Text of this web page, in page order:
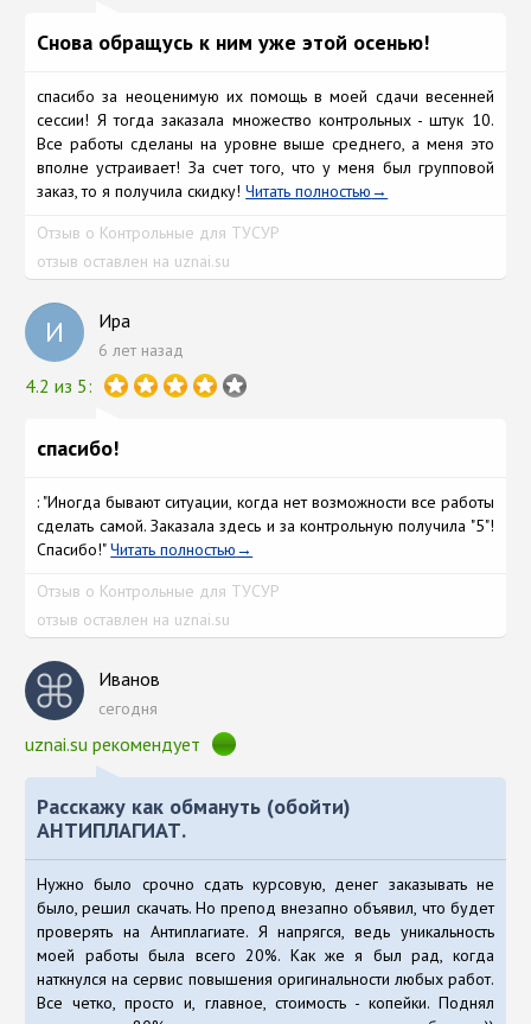
Снова обращусь к ним уже этой осенью!
спасибо за неоценимую их помощь в моей сдачи весенней
сессии! Я тогда заказала множество контрольных - штук 10.
Все работы сделаны на уровне выше среднего, а меня это
вполне устраивает! За счет того, что у меня был групповой
заказ, то я получила скидку!Читать полностью
Отзыв о Контрольные для ТУСУР
отзыв оставлен на uznai.su
И Ира
6 лет назад
4.2 из 5:
спасибо!
: "Иногда бывают ситуации, когда нет возможности все работы
сделать самой. Заказала здесь и за контрольную получила "5"!
Спасибо!"Читать полностью
Отзыв о Контрольные для ТУСУР
отзыв оставлен на uznai.su
Иванов
сегодня
uznai.su рекомендует
Расскажу как обмануть (обойти)
АНТИПЛАГИАТ.
Нужно было срочно сдать курсовую, денег заказывать не
было, решил скачать. Но препод внезапно объявил, что будет
проверять на Антиплагиате. Я напрягся, ведь уникальность
моей работы была всего 20%. Как же я был рад, когда
наткнулся на сервис повышения оригинальности любых работ.
Все четко, просто и, главное, стоимость - копейки. Поднял